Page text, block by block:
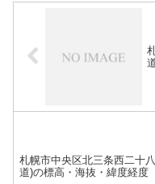
札幌市中央区北三条西二十
道)の標高・海抜・緯度経度